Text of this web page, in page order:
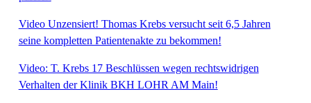
Video Unzensiert! Thomas Krebs versucht seit 6,5 Jahren
seine kompletten Patientenakte zu bekommen!
Video: T. Krebs 17 Beschlüssen wegen rechtswidrigen
Verhalten der Klinik BKH LOHR AM Main!